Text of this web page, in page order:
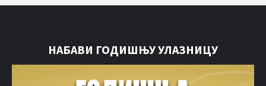
НАБАВИ ГОДИШЊУ УЛАЗНИЦУ